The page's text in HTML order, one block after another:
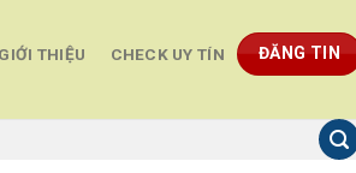
THIỆU CHECK UY TÍN ĐĂNG TIN